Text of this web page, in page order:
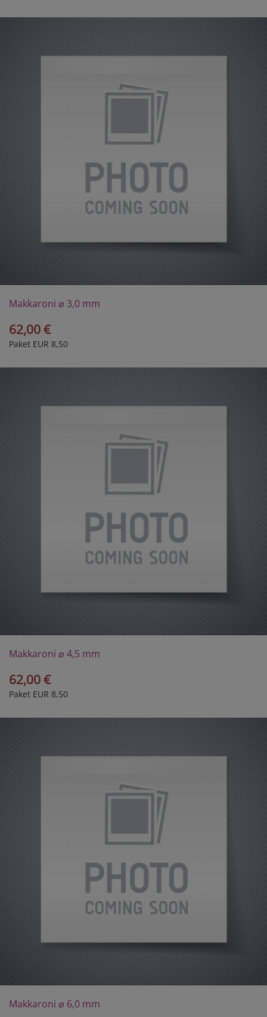
Makkaroni ⌀ 3,0 mm
62,00 €
Paket EUR 8,50
Makkaroni ⌀ 4,5 mm
62,00 €
Paket EUR 8,50
Makkaroni ⌀ 6,0 mm